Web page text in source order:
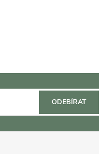
ODEBÍRAT